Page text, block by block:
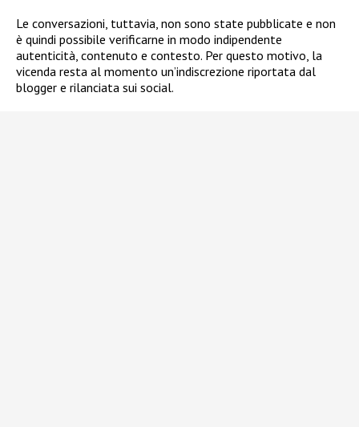
Le conversazioni, tuttavia, non sono state pubblicate e non
è quindi possibile verificarne in modo indipendente
autenticità, contenuto e contesto. Per questo motivo, la
vicenda resta al momento un’indiscrezione riportata dal
blogger e rilanciata sui social.